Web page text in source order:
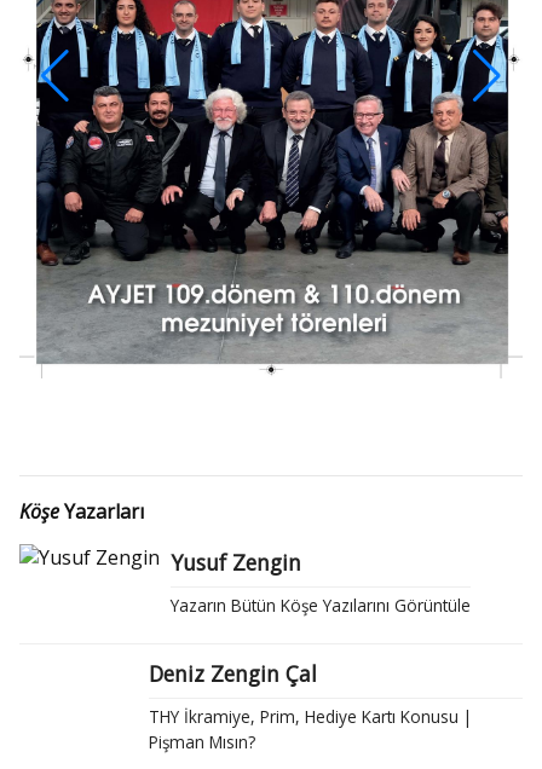
KöşeYazarları
Yusuf Zengin
Yazarın Bütün Köşe Yazılarını Görüntüle
Deniz Zengin Çal
THY İkramiye, Prim, Hediye Kartı Konusu |
Pişman Mısın?